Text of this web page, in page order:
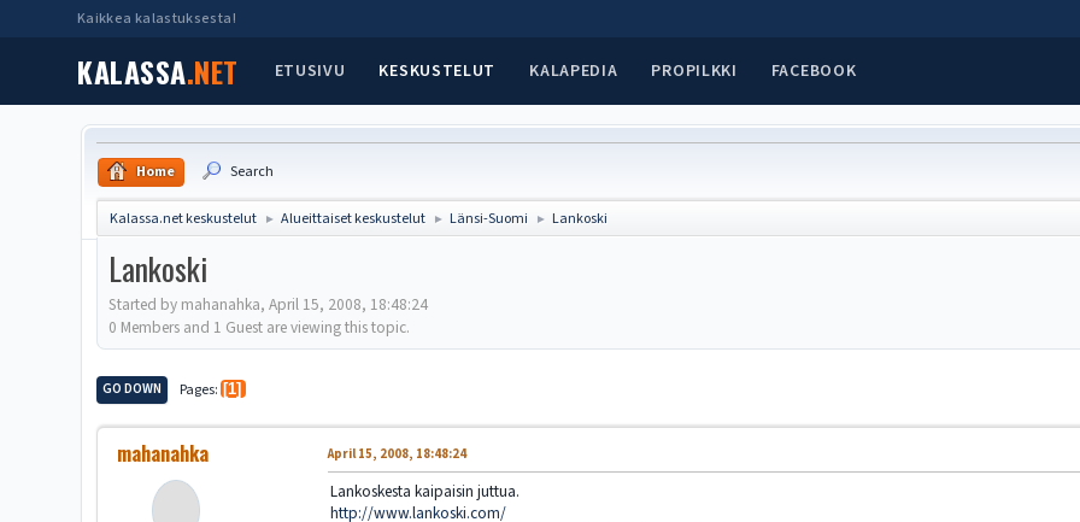
Kaikkea kalastuksesta!
KALASSA.NET ETUSIVU KESKUSTELUT KALAPEDIA PROPILKKI FACEBOOK
Home Search
Kalassa.net keskustelut ► Alueittaiset keskustelut ► Länsi-Suomi ► Lankoski
Lankoski
Started by mahanahka, April 15, 2008, 18:48:24
0 Members and 1 Guest are viewing this topic.
GO DOWN Pages 1
mahanahka April 15, 2008, 18:48:24
Lankoskesta kaipaisin juttua.
http://www.lankoski.com/